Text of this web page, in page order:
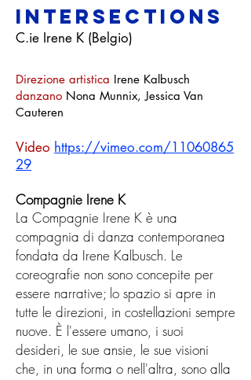
Intersections
C.ie Irene K (Belgio)
Direzione artistica Irene Kalbusch
danzano Nona Munnix, Jessica Van
Cauteren
Video https://vimeo.com/11060865
29
Compagnie Irene K
La Compagnie Irene K è una
compagnia di danza contemporanea
fondata da Irene Kalbusch. Le
coreografie non sono concepite per
essere narrative; lo spazio si apre in
tutte le direzioni, in costellazioni sempre
nuove. È l'essere umano, i suoi
desideri, le sue ansie, le sue visioni
che, in una forma o nell'altra, sono alla